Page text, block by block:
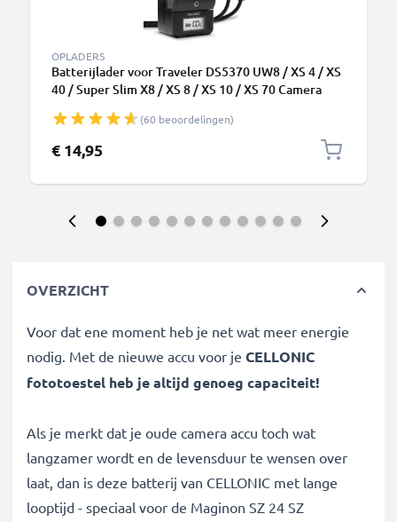
OPLADERS
Batterijlader voor Traveler DS5370 UW8 / XS 4 / XS
40 / Super Slim X8 / XS 8 / XS 10 / XS 70 Camera
(60 beoordelingen)
€ 14,95
OVERZICHT
Voor dat ene moment heb je net wat meer energie
nodig. Met de nieuwe accu voor je CELLONIC
fototoestel heb je altijd genoeg capaciteit!
Als je merkt dat je oude camera accu toch wat
langzamer wordt en de levensduur te wensen over
laat, dan is deze batterij van CELLONIC met lange
looptijd - speciaal voor de Maginon SZ 24 SZ